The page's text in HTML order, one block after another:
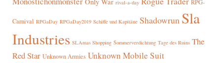
rival-a-day RPG-
Carnival RPGaDay RPGaDay2019 Schiffe und Kapitäne Shadowrun Sla
Industries SLAmas Shopping Sommerverdichtung Tage des Ruins The
Red Star Unknown Armies Unknown Mobile Suit